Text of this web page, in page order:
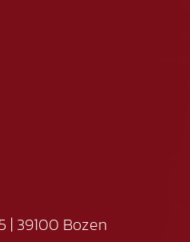
| 39100 Bozen